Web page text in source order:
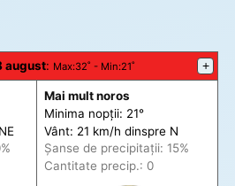
august: Max:32˚ - Min:21˚ +
Mai mult noros
Minima nopții: 21°
Vânt: 21 km/h dinspre N
Șanse de precipitații: 15%
Cantitate precip.: 0